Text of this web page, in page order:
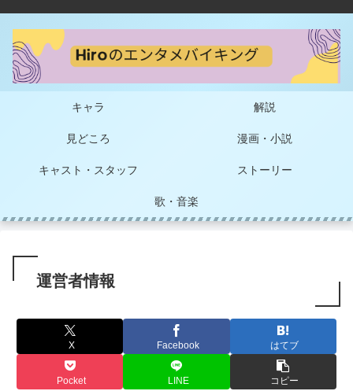
キャラ 解説
見どころ 漫画・小説
キャスト・スタッフ ストーリー
歌・音楽
運営者情報
X Facebook はてブ
Pocket LINE コピー